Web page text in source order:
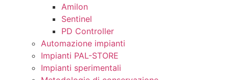
Amilon
Sentinel
PD Controller
Automazione impianti
Impianti PAL-STORE
Impianti sperimentali